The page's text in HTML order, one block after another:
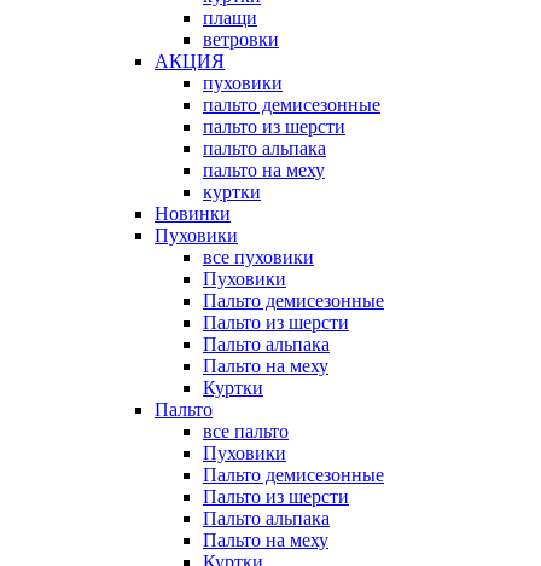
плащи
ветровки
АКЦИЯ
пуховики
пальто демисезонные
пальто из шерсти
пальто альпака
пальто на меху
куртки
Новинки
Пуховики
все пуховики
Пуховики
Пальто демисезонные
Пальто из шерсти
Пальто альпака
Пальто на меху
Куртки
Пальто
все пальто
Пуховики
Пальто демисезонные
Пальто из шерсти
Пальто альпака
Пальто на меху
Куртки